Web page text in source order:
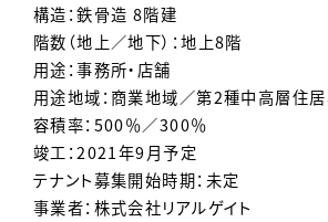
構造：鉄骨造 8階建
階数（地上／地下）：地上8階
用途：事務所・店舗
用途地域：商業地域／第2種中高層住
容積率：500％／300％
竣工：2021年9月予定
テナント募集開始時期：未定
事業者：株式会社リアルゲイト